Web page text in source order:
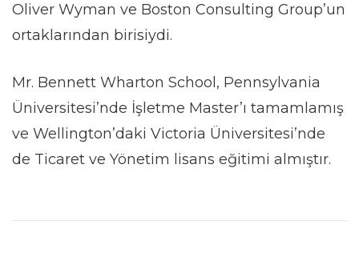
Oliver Wyman ve Boston Consulting Group’un
ortaklarından birisiydi.
Mr. Bennett Wharton School, Pennsylvania
Üniversitesi’nde İşletme Master’ı tamamlamış
ve Wellington’daki Victoria Üniversitesi’nde
de Ticaret ve Yönetim lisans eğitimi almıştır.